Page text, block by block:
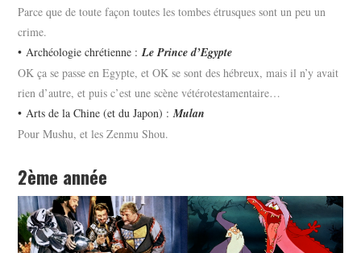
Parce que de toute façon toutes les tombes étrusques sont un peu un
crime.
• Archéologie chrétienne : Le Prince d’Egypte
OK ça se passe en Egypte, et OK se sont des hébreux, mais il n’y avait
rien d’autre, et puis c’est une scène vétérotestamentaire…
• Arts de la Chine (et du Japon) :Mulan
Pour Mushu, et les Zenmu Shou.
2ème année